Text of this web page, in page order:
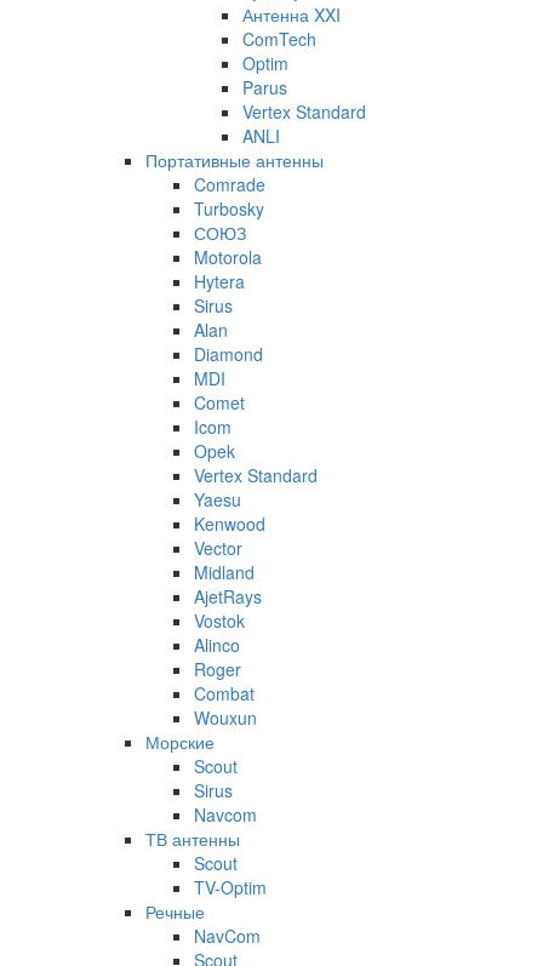
Антенна XXI
ComTech
Optim
Parus
Vertex Standard
ANLI
Портативные антенны
Comrade
Turbosky
СОЮЗ
Motorola
Hytera
Sirus
Alan
Diamond
MDI
Comet
Icom
Opek
Vertex Standard
Yaesu
Kenwood
Vector
Midland
AjetRays
Vostok
Alinco
Roger
Combat
Wouxun
Морские
Scout
Sirus
Navcom
ТВ антенны
Scout
TV-Optim
Речные
NavCom
Scout